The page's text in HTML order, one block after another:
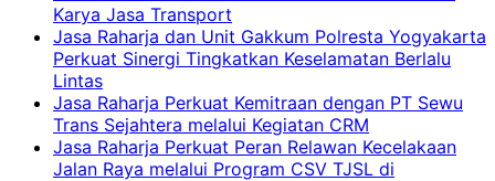
Karya Jasa Transport
Jasa Raharja dan Unit Gakkum Polresta Yogyakarta
Perkuat Sinergi Tingkatkan Keselamatan Berlalu
Lintas
Jasa Raharja Perkuat Kemitraan dengan PT Sewu
Trans Sejahtera melalui Kegiatan CRM
Jasa Raharja Perkuat Peran Relawan Kecelakaan
Jalan Raya melalui Program CSV TJSL di